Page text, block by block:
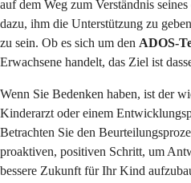
auf dem Weg zum Verständnis
dazu, ihm die Unterstützung zu
zu sein. Ob es sich um den ADOS-
Erwachsene handelt, das Ziel ist
Wenn Sie Bedenken haben, ist der
Kinderarzt oder einem
Betrachten Sie den
proaktiven, positiven Schritt, um
bessere Zukunft für Ihr Kind